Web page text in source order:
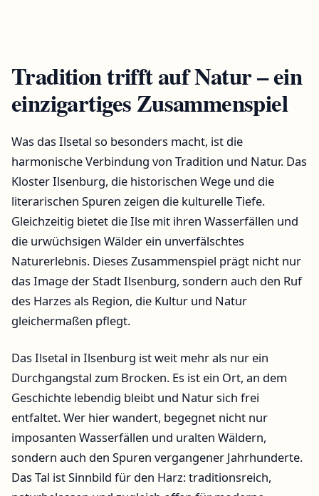
Tradition trifft auf Natur – ein
einzigartiges Zusammenspiel
Was das Ilsetal so besonders macht, ist die
harmonische Verbindung von Tradition und Natur. Das
Kloster Ilsenburg, die historischen Wege und die
literarischen Spuren zeigen die kulturelle Tiefe.
Gleichzeitig bietet die Ilse mit ihren Wasserfällen und
die urwüchsigen Wälder ein unverfälschtes
Naturerlebnis. Dieses Zusammenspiel prägt nicht nur
das Image der Stadt Ilsenburg, sondern auch den Ruf
des Harzes als Region, die Kultur und Natur
gleichermaßen pflegt.
Das Ilsetal in Ilsenburg ist weit mehr als nur ein
Durchgangstal zum Brocken. Es ist ein Ort, an dem
Geschichte lebendig bleibt und Natur sich frei
entfaltet. Wer hier wandert, begegnet nicht nur
imposanten Wasserfällen und uralten Wäldern,
sondern auch den Spuren vergangener Jahrhunderte.
Das Tal ist Sinnbild für den Harz: traditionsreich,